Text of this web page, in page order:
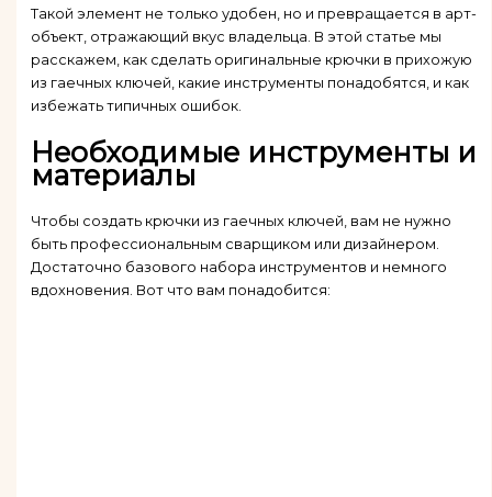
Такой элемент не только удобен, но и превращается в арт-
объект, отражающий вкус владельца. В этой статье мы
расскажем, как сделать оригинальные крючки в прихожую
из гаечных ключей, какие инструменты понадобятся, и как
избежать типичных ошибок.
Необходимые инструменты и
материалы
Чтобы создать крючки из гаечных ключей, вам не нужно
быть профессиональным сварщиком или дизайнером.
Достаточно базового набора инструментов и немного
вдохновения. Вот что вам понадобится: